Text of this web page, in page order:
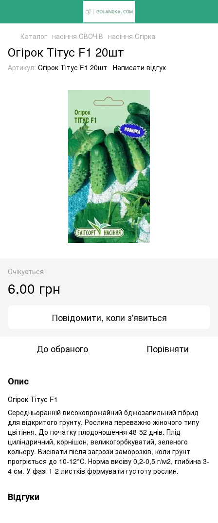
Каталог насіння ОВОЧІВ насіння Огірка
Огірок Тітус F1 20шт
Артикул: Огірок Тітус F1 20шт Написати відгук
Очікується
6.00 грн
Повідомити, коли з'явиться
До обраного Порівняти
Опис
Огірок Тітус F1
Середньоранній високоврожайний бджозапильний гібрид
для відкритого грунту. Рослина переважно жіночого типу
цвітіння. До початку плодоношення 48-52 днів. Плід
циліндричний, корнішон, великогорбкуватий, зеленого
кольору. Висівати після загрози заморозків, коли грунт
прогріється до 10-12°С. Норма висіву 0,2-0,5 г/м2, глибина 3-
4 см. У фазі 1-2 листків формувати густоту рослин.
Відгуки